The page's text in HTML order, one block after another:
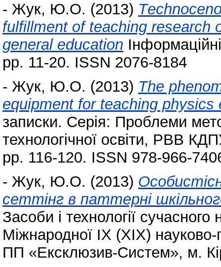
- Жук, Ю.О. (2013)
fulfillment of teaching research
general education
pp. 11-20. ISSN 2076-8184
- Жук, Ю.О. (2013) The
equipment for teaching
записки. Серія: Проблеми
технологічної освіти, РВВ
pp. 116-120. ISSN 978-966-
- Жук, Ю.О. (2013)
сеттінг в паттерні
Засоби і технології
Міжнародної IX (XIX) науково-
ПП «Ексклюзив-Систем», м.